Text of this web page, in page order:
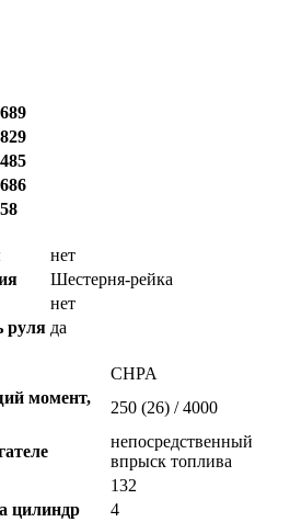
нет
Шестерня-рейка
нет
руля да
CHPA
момент,
250 (26) / 4000
непосредственный
впрыск топлива
132
цилиндр
4